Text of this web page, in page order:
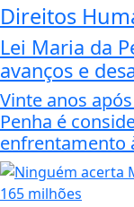
Direitos
Lei Maria da
avanços e
Vinte anos
Penha é
enfrentamento